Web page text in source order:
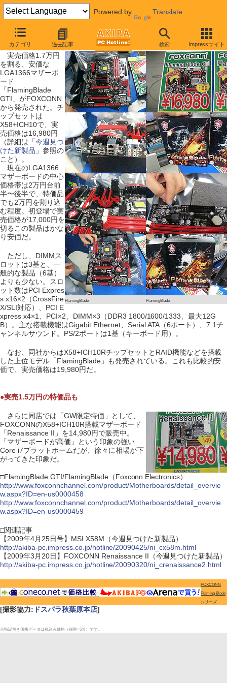
Powered by Translate
カテゴリ 過去記事 検索 Impressサイト
【 2009年5月2日号 】
安値のCore i7マザー発売、1.7万円
FlamingBlade FlamingBlade
実売価格1.7万円
を割る、安価な
LGA1366マザーボ
ード
「FlamingBlade
GTI」がFOXCONN
から発売された。チ
ップセットは
X58+ICH10で、実
売価格は16,980円
（詳細は「今週見つ
けた新製品 」参照の
こと）。
現在のLGA1366
マザーボードの中心
価格帯は2万円台前
半〜後半で、特価品
でも2万円を割り込
む程度。初登場で実
売価格が17,000円を
切るこの製品はかな
り安価だ。
ただし、DIMMス
ロットは3基と、一
般的な製品（6基）
よりも少ない。スロ
ット数はPCI Expres
s x16×2（CrossFire
X/SLI対応）、PCI E
xpress x4×1、PCI×2、DIMM×3（DDR3 1800/1600/1333、最大12G
B）。主な搭載機能はGigabit Ethernet、Serial ATA（6ポート）、7.1チ
ャンネルサウンド。PS/2ポートは1基（キーボード用）。
なお、同社からはX58+ICH10RチップセットとRAID機能などを搭載
した上位モデル「FlamingBlade」も発売されている。これも比較的安
価で、実売価格は19,980円だ。
●実売1.5万円の特価品も
さらに同店では「GW限定特価」として、
FOXCONNのX58+ICH10R搭載マザーボード
「Renaissance II」を14,980円で販売中。
「マザーボードが高価」という印象の強い
Core i7プラットホームだが、徐々に相場が下
がってきた印象だ。
□FlamingBlade GTI/FlamingBlade（Foxconn Electronics）
http://www.foxconnchannel.com/product/Motherboards/detail_overvie
w.aspx?ID=en-us0000458
http://www.foxconnchannel.com/product/Motherboards/detail_overvie
w.aspx?ID=en-us0000459
□関連記事
【2009年4月25日号】MSI X58M（今週見つけた新製品）
http://akiba-pc.impress.co.jp/hotline/20090425/ni_cx58m.html
【2009年3月20日】FOXCONN Renaissance II（今週見つけた新製品）
http://akiba-pc.impress.co.jp/hotline/20090320/ni_crenaissance2.html
FOXCONN
Flaming Blade
シリーズ
[撮影協力: ドスパラ秋葉原本店]
※特記無き価格データは税込み価格（税率=5％）です。